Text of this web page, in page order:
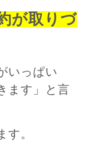
が取りづ
いっぱい
ます」と言
。